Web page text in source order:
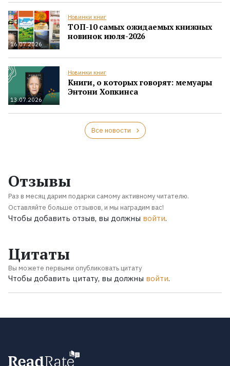
16.07.2026
Новинки книг
ТОП-10 самых ожидаемых книжных
новинок июля-2026
13.07.2026
Новинки книг
Книги, о которых говорят: мемуары
Энтони Хопкинса
Все новости
Отзывы
Раз в месяц дарим подарки самому активному читателю.
Оставляйте больше отзывов, и мы наградим вас!
Чтобы добавить отзыв, вы должны войти.
Цитаты
Вы можете первыми опубликовать цитату
Чтобы добавить цитату, вы должны войти.